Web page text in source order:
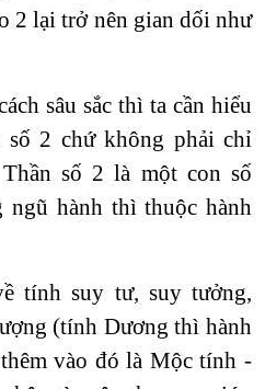
2 lại trở nên gian dối như
sâu sắc thì ta cần hiểu
số 2 chứ không phải chỉ
số 2 là một con số
hành thì thuộc hành
tính suy tư, suy tưởng,
(tính Dương thì hành
vào đó là Mộc tính -